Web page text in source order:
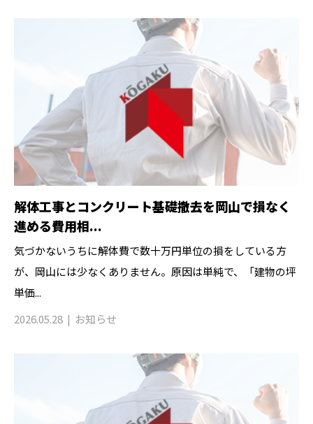
解体工事とコンクリート基礎撤去を岡山で損なく
進める費用相...
気づかないうちに解体費で数十万円単位の損をしている方
が、岡山には少なくありません。原因は単純で、「建物の坪
単価...
2026.05.28
お知らせ